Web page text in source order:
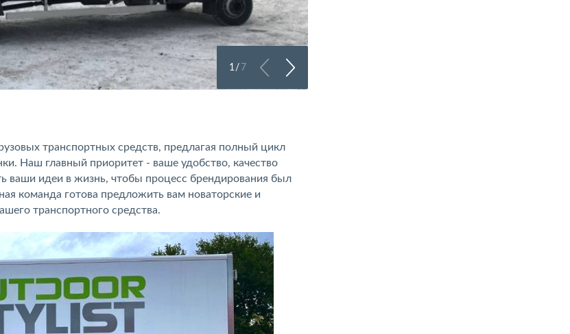
1/ 7
транспортных средств, предлагая полный цикл
Наш главный приоритет - ваше удобство, качество
ваши идеи в жизнь, чтобы процесс брендирования был
команда готова предложить вам новаторские и
транспортного средства.